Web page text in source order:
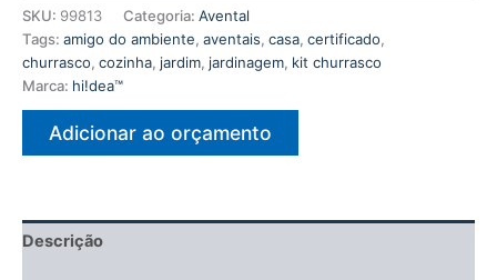
SKU: 99813 Categoria: Avental
Tags: amigo do ambiente, aventais, casa, certificado,
churrasco, cozinha, jardim, jardinagem, kit churrasco
Marca: hi!dea™
Adicionar ao orçamento
Descrição